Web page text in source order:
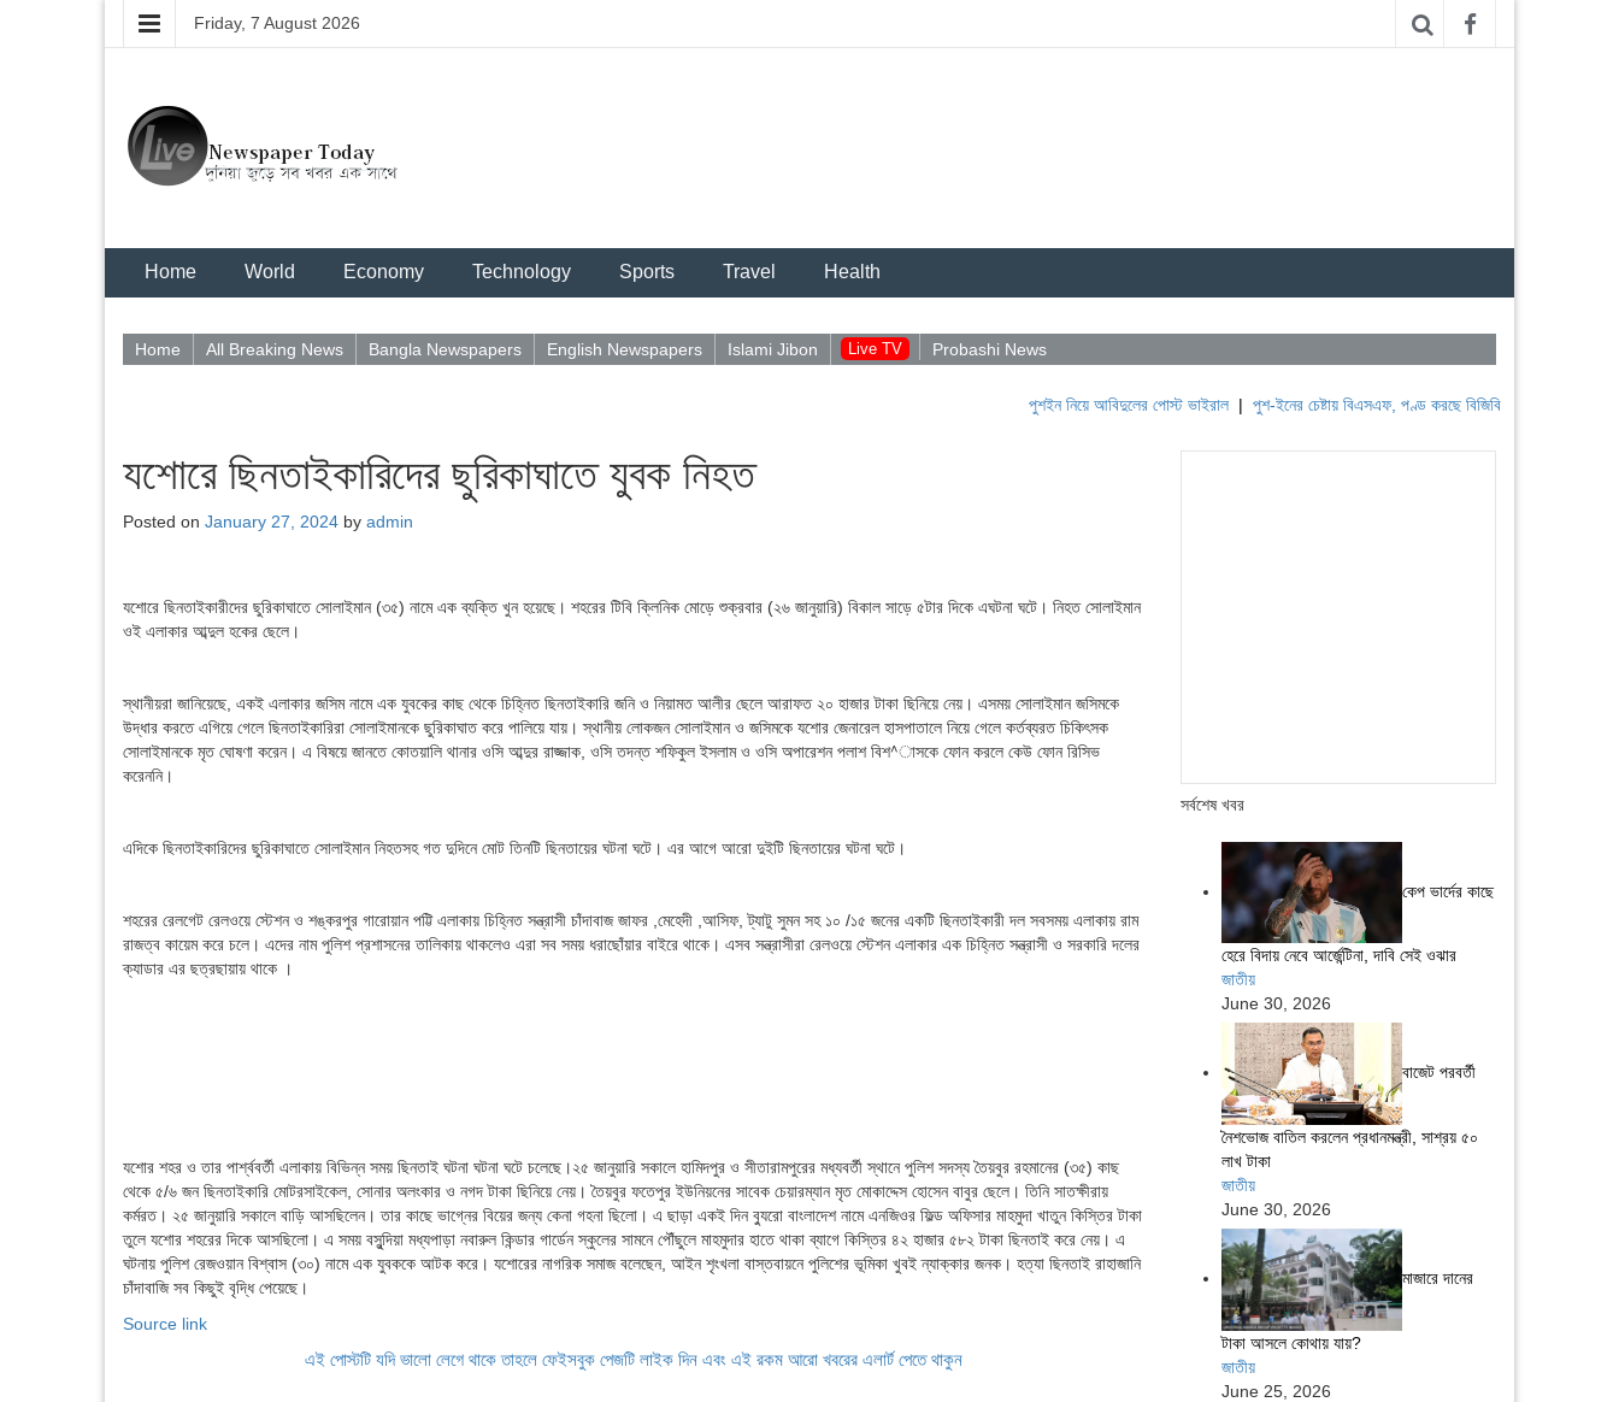
Friday, 7 August 2026
Home World Economy Technology Sports Travel Health
Home All Breaking News Bangla Newspapers English Newspapers Islami Jibon Live TV Probashi News
পুশইন নিয়ে আবিদুলের পোস্ট ভাইরাল|পুশ-ইনের চেষ্টায় বিএসএফ, পণ্ড করছে বিজিবি| লেবাননের ঐতিহাসিক
যশোরে ছিনতাইকারিদের ছুরিকাঘাতে যুবক নিহত
Posted on January 27, 2024 by admin
যশোরে ছিনতাইকারীদের ছুরিকাঘাতে সোলাইমান (৩৫) নামে এক ব্যক্তি খুন হয়েছে। শহরের টিবি ক্লিনিক মোড়ে শুক্রবার (২৬ জানুয়ারি) বিকাল সাড়ে ৫টার দিকে এঘটনা ঘটে। নিহত সোলাইমান
ওই এলাকার আব্দুল হকের ছেলে।
স্থানীয়রা জানিয়েছে, একই এলাকার জসিম নামে এক যুবকের কাছ থেকে চিহ্নিত ছিনতাইকারি জনি ও নিয়ামত আলীর ছেলে আরাফত ২০ হাজার টাকা ছিনিয়ে নেয়। এসময় সোলাইমান জসিমকে
উদ্ধার করতে এগিয়ে গেলে ছিনতাইকারিরা সোলাইমানকে ছুরিকাঘাত করে পালিয়ে যায়। স্থানীয় লোকজন সোলাইমান ও জসিমকে যশোর জেনারেল হাসপাতালে নিয়ে গেলে কর্তব্যরত চিকিৎসক
সোলাইমানকে মৃত ঘোষণা করেন। এ বিষয়ে জানতে কোতয়ালি থানার ওসি আব্দুর রাজ্জাক, ওসি তদন্ত শফিকুল ইসলাম ও ওসি অপারেশন পলাশ বিশ^াসকে ফোন করলে কেউ ফোন রিসিভ
করেননি।
এদিকে ছিনতাইকারিদের ছুরিকাঘাতে সোলাইমান নিহতসহ গত দুদিনে মোট তিনটি ছিনতায়ের ঘটনা ঘটে। এর আগে আরো দুইটি ছিনতায়ের ঘটনা ঘটে।
শহরের রেলগেট রেলওয়ে স্টেশন ও শঙ্করপুর গারোয়ান পট্টি এলাকায় চিহ্নিত সন্ত্রাসী চাঁদাবাজ জাফর ,মেহেদী ,আসিফ, ট্যাটু সুমন সহ ১০ /১৫ জনের একটি ছিনতাইকারী দল সবসময় এলাকায় রাম
রাজত্ব কায়েম করে চলে। এদের নাম পুলিশ প্রশাসনের তালিকায় থাকলেও এরা সব সময় ধরাছোঁয়ার বাইরে থাকে। এসব সন্ত্রাসীরা রেলওয়ে স্টেশন এলাকার এক চিহ্নিত সন্ত্রাসী ও সরকারি দলের
ক্যাডার এর ছত্রছায়ায় থাকে ।
যশোর শহর ও তার পার্শ্ববর্তী এলাকায় বিভিন্ন সময় ছিনতাই ঘটনা ঘটনা ঘটে চলেছে।২৫ জানুয়ারি সকালে হামিদপুর ও সীতারামপুরের মধ্যবর্তী স্থানে পুলিশ সদস্য তৈয়বুর রহমানের (৩৫) কাছ
থেকে ৫/৬ জন ছিনতাইকারি মোটরসাইকেল, সোনার অলংকার ও নগদ টাকা ছিনিয়ে নেয়। তৈয়বুর ফতেপুর ইউনিয়নের সাবেক চেয়ারম্যান মৃত মোকাদ্দেস হোসেন বাবুর ছেলে। তিনি সাতক্ষীরায়
কর্মরত। ২৫ জানুয়ারি সকালে বাড়ি আসছিলেন। তার কাছে ভাগ্নের বিয়ের জন্য কেনা গহনা ছিলো। এ ছাড়া একই দিন ব্যুরো বাংলাদেশ নামে এনজিওর ফিল্ড অফিসার মাহমুদা খাতুন কিস্তির টাকা
তুলে যশোর শহরের দিকে আসছিলো। এ সময় বসুন্দিয়া মধ্যপাড়া নবারুল কিন্ডার গার্ডেন স্কুলের সামনে পৌঁছুলে মাহমুদার হাতে থাকা ব্যাগে কিস্তির ৪২ হাজার ৫৮২ টাকা ছিনতাই করে নেয়। এ
ঘটনায় পুলিশ রেজওয়ান বিশ্বাস (৩০) নামে এক যুবককে আটক করে। যশোরের নাগরিক সমাজ বলেছেন, আইন শৃংখলা বাস্তবায়নে পুলিশের ভূমিকা খুবই ন্যাক্কার জনক। হত্যা ছিনতাই রাহাজানি
চাঁদাবাজি সব কিছুই বৃদ্ধি পেয়েছে।
Source link
এই পোস্টটি যদি ভালো লেগে থাকে তাহলে ফেইসবুক পেজটি লাইক দিন এবং এই রকম আরো খবরের এলার্ট পেতে থাকুন
সর্বশেষ খবর
কেপ ভার্দের কাছে
হেরে বিদায় নেবে আর্জেন্টিনা, দাবি সেই ওঝার
জাতীয়
June 30, 2026
বাজেট পরবর্তী
নৈশভোজ বাতিল করলেন প্রধানমন্ত্রী, সাশ্রয় ৫০
লাখ টাকা
জাতীয়
June 30, 2026
মাজারে দানের
টাকা আসলে কোথায় যায়?
জাতীয়
June 25, 2026